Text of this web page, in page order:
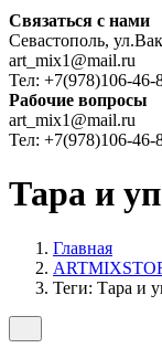
Связаться с нами
Севастополь,
art_mix1@mail.ru
Тел: +7(978)106-46-
Рабочие вопросы
art_mix1@mail.ru
Тел: +7(978)106-46-
Тара и
Главная
Теги: Тара и